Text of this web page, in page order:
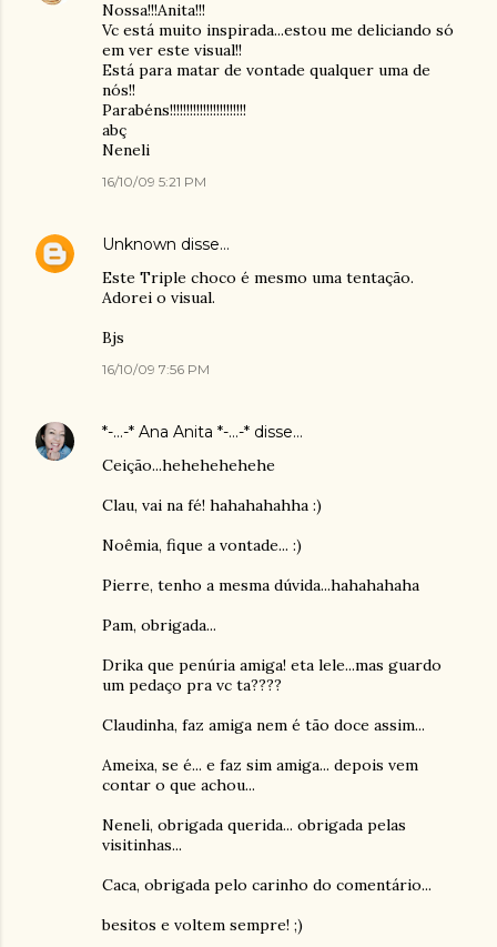
Nossa!!!Anita!!!
Vc está muito inspirada...estou me deliciando só
em ver este visual!!
Está para matar de vontade qualquer uma de
nós!!
Parabéns!!!!!!!!!!!!!!!!!!!!!!!
abç
Neneli
16/10/09 5:21 PM
Unknown disse…
Este Triple choco é mesmo uma tentação.
Adorei o visual.
Bjs
16/10/09 7:56 PM
*-...-* Ana Anita *-...-* disse…
Ceição...hehehehehehe
Clau, vai na fé! hahahahahha :)
Noêmia, fique a vontade... :)
Pierre, tenho a mesma dúvida...hahahahaha
Pam, obrigada...
Drika que penúria amiga! eta lele...mas guardo
um pedaço pra vc ta????
Claudinha, faz amiga nem é tão doce assim...
Ameixa, se é... e faz sim amiga... depois vem
contar o que achou...
Neneli, obrigada querida... obrigada pelas
visitinhas...
Caca, obrigada pelo carinho do comentário...
besitos e voltem sempre! ;)